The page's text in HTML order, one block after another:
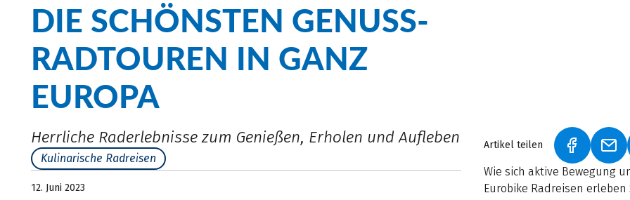
DIE SCHÖNSTEN GENUSS-
RADTOUREN IN GANZ
EUROPA
Herrliche Raderlebnisse zum Genießen, Erholen und Aufleben
Kulinarische Radreisen
12. Juni 2023
Artikel teilen (LINK
Wie sich aktive Bewegung
Eurobike Radreisen